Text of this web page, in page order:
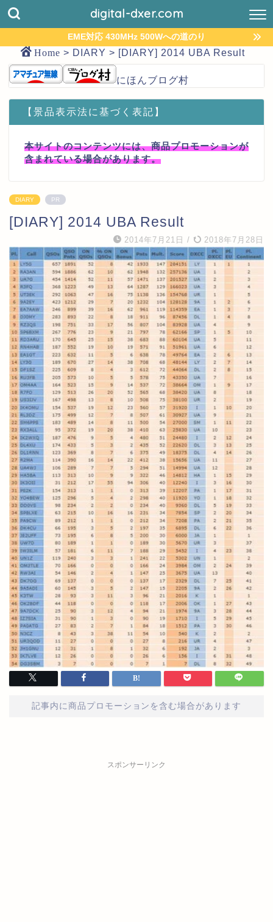
digital-dxer.com
EME対応 430MHz 500Wへの道のり
Home > DIARY > [DIARY] 2014 UBA Result
にほんブログ村
【景品表示法に基づく表記】
本サイトのコンテンツには、商品プロモーションが
含まれている場合があります。
DIARY PR
[DIARY] 2014 UBA Result
2014年7月21日 / 2018年7月28日
記事内に商品プロモーションを含む場合があります
スポンサーリンク